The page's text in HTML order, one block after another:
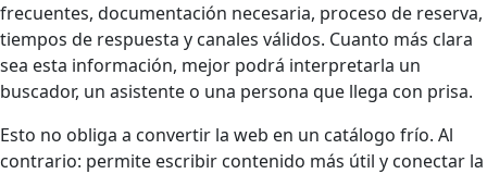
frecuentes, documentación necesaria, proceso de reserva,
tiempos de respuesta y canales válidos. Cuanto más clara
sea esta información, mejor podrá interpretarla un
buscador, un asistente o una persona que llega con prisa.
Esto no obliga a convertir la web en un catálogo frío. Al
contrario: permite escribir contenido más útil y conectar la